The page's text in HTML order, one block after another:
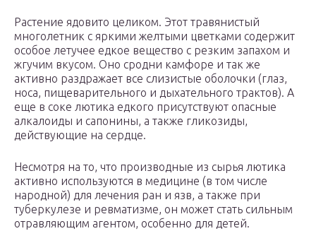
Растение ядовито целиком. Этот травянистый
многолетник с яркими желтыми цветками содержит
особое летучее едкое вещество с резким запахом и
жгучим вкусом. Оно сродни камфоре и так же
активно раздражает все слизистые оболочки (глаз,
носа, пищеварительного и дыхательного трактов). А
еще в соке лютика едкого присутствуют опасные
алкалоиды и сапонины, а также гликозиды,
действующие на сердце.
Несмотря на то, что производные из сырья лютика
активно используются в медицине (в том числе
народной) для лечения ран и язв, а также при
туберкулезе и ревматизме, он может стать сильным
отравляющим агентом, особенно для детей.